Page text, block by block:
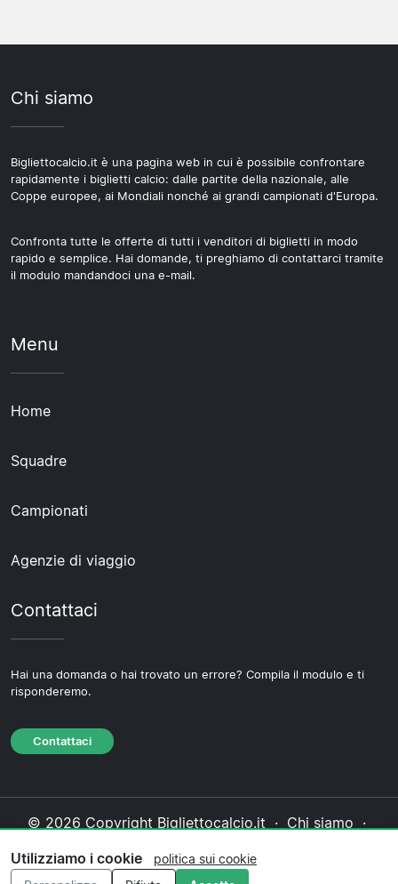
Chi siamo
Bigliettocalcio.it è una pagina web in cui è possibile confrontare
rapidamente i biglietti calcio: dalle partite della nazionale, alle
Coppe europee, ai Mondiali nonché ai grandi campionati d'Europa.
Confronta tutte le offerte di tutti i venditori di biglietti in modo
rapido e semplice. Hai domande, ti preghiamo di contattarci tramite
il modulo mandandoci una e-mail.
Menu
Home
Squadre
Campionati
Agenzie di viaggio
Contattaci
Hai una domanda o hai trovato un errore? Compila il modulo e ti
risponderemo.
Contattaci
© 2026 Copyright Bigliettocalcio.it · Chi siamo ·
cookie·Politica editoriale
Utilizziamo i cookie
politica sui cookie